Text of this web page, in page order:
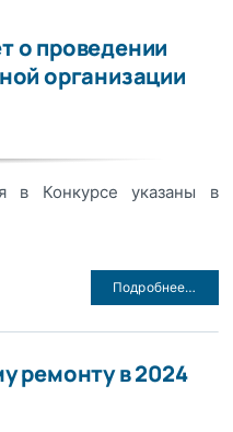
о проведении
организации
в Конкурсе указаны в
Подробнее…
ремонту в 2024